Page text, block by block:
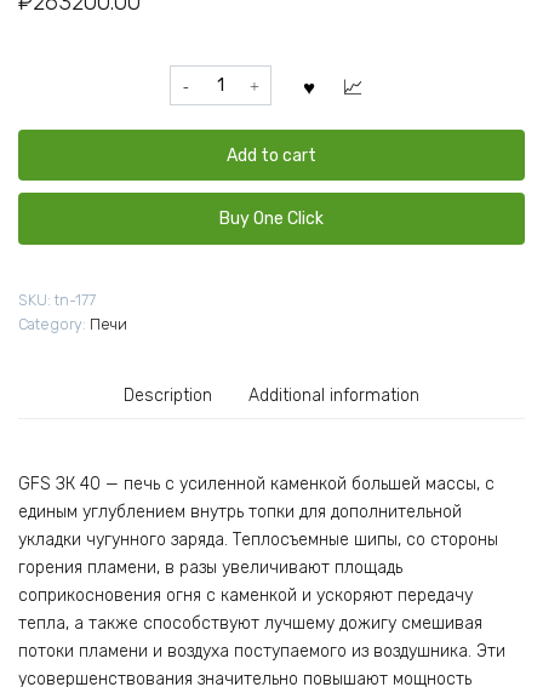
Чугунная
печь
для
Комплект
Add to cart
Buy One Click
SKU: tn-177
Category: Печи
Description Additional information
GFS ЗК 40 — печь с усиленной каменкой большей массы, с
единым углублением внутрь топки для дополнительной
укладки чугунного заряда. Теплосъемные шипы, со стороны
горения пламени, в разы увеличивают площадь
соприкосновения огня с каменкой и ускоряют передачу
тепла, а также способствуют лучшему дожигу смешивая
потоки пламени и воздуха поступаемого из воздушника. Эти
усовершенствования значительно повышают мощность